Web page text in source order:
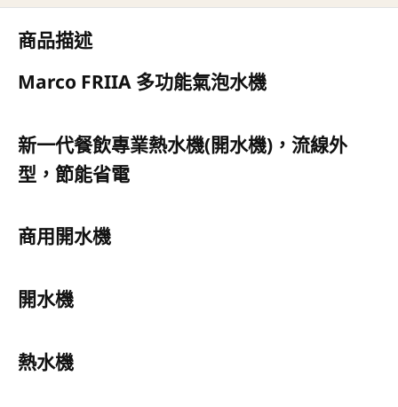
商品描述
Marco FRIIA 多功能氣泡水機
新一代餐飲專業熱水機(開水機)，流線外
型，節能省電
商用開水機
開水機
熱水機